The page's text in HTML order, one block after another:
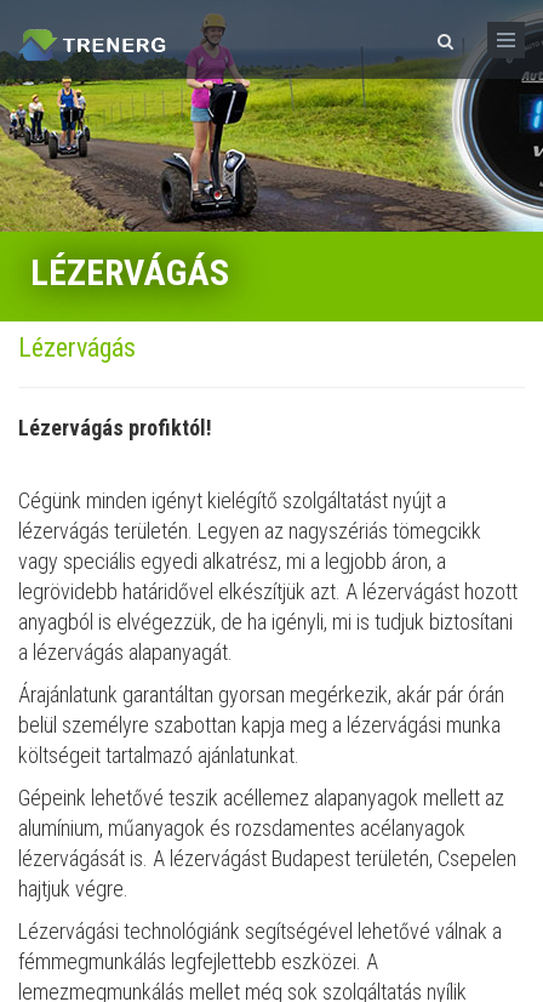
Search form
LÉZERVÁGÁS
Lézervágás
Lézervágás profiktól!
Cégünk minden igényt kielégítő szolgáltatást nyújt a
lézervágás területén. Legyen az nagyszériás tömegcikk
vagy speciális egyedi alkatrész, mi a legjobb áron, a
legrövidebb határidővel elkészítjük azt. A lézervágást hozott
anyagból is elvégezzük, de ha igényli, mi is tudjuk biztosítani
a lézervágás alapanyagát.
Árajánlatunk garantáltan gyorsan megérkezik, akár pár órán
belül személyre szabottan kapja meg a lézervágási munka
költségeit tartalmazó ajánlatunkat.
Gépeink lehetővé teszik acéllemez alapanyagok mellett az
alumínium, műanyagok és rozsdamentes acélanyagok
lézervágását is. A lézervágást Budapest területén, Csepelen
hajtjuk végre.
Lézervágási technológiánk segítségével lehetővé válnak a
fémmegmunkálás legfejlettebb eszközei. A
lemezmegmunkálás mellet még sok szolgáltatás nyílik